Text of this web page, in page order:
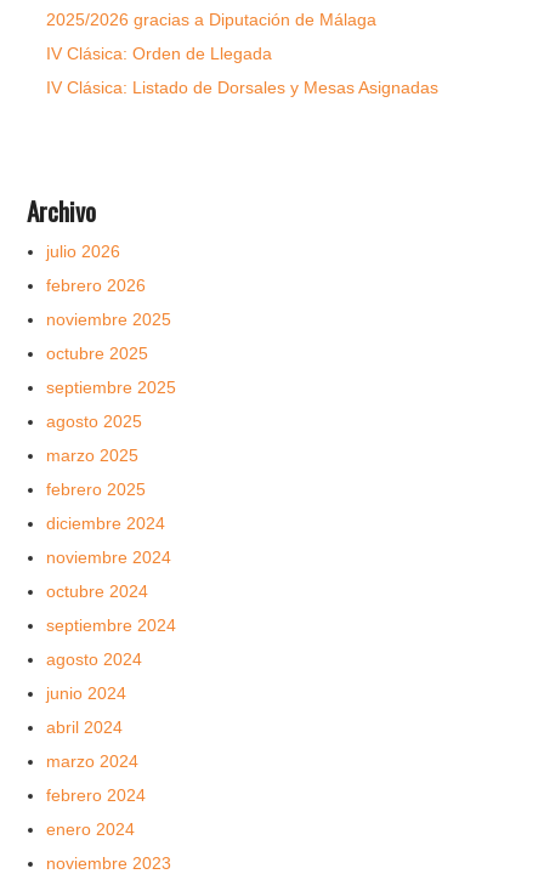
2025/2026 gracias a Diputación de Málaga
IV Clásica: Orden de Llegada
IV Clásica: Listado de Dorsales y Mesas Asignadas
Archivo
julio 2026
febrero 2026
noviembre 2025
octubre 2025
septiembre 2025
agosto 2025
marzo 2025
febrero 2025
diciembre 2024
noviembre 2024
octubre 2024
septiembre 2024
agosto 2024
junio 2024
abril 2024
marzo 2024
febrero 2024
enero 2024
noviembre 2023